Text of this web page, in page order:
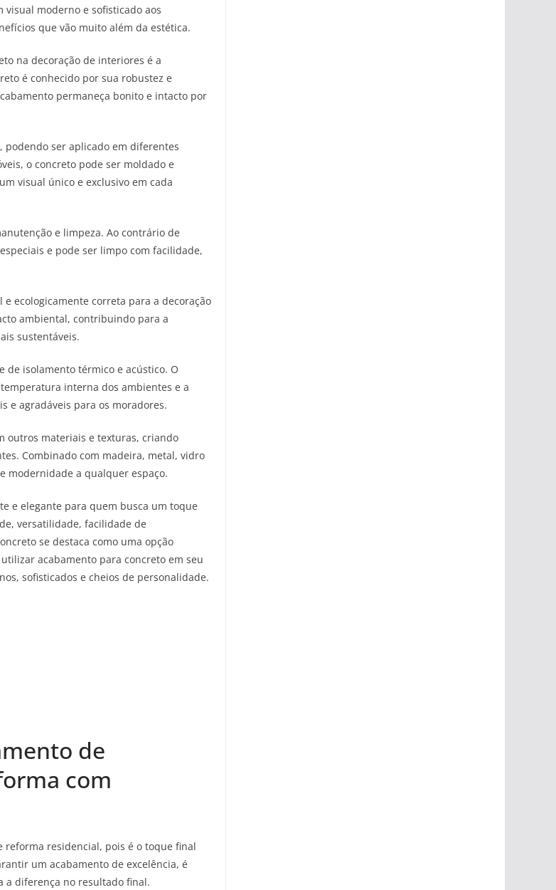
moderno e sofisticado aos
que vão muito além da estética.
na decoração de interiores é a
é conhecido por sua robustez e
permaneça bonito e intacto por
podendo ser aplicado em diferentes
o concreto pode ser moldado e
visual único e exclusivo em cada
e limpeza. Ao contrário de
e pode ser limpo com facilidade,
ecologicamente correta para a decoração
ambiental, contribuindo para a
sustentáveis.
de isolamento térmico e acústico. O
interna dos ambientes e a
e agradáveis para os moradores.
outros materiais e texturas, criando
Combinado com madeira, metal, vidro
modernidade a qualquer espaço.
e elegante para quem busca um toque
versatilidade, facilidade de
se destaca como uma opção
acabamento para concreto em seu
sofisticados e cheios de personalidade.
de
com
reforma residencial, pois é o toque final
um acabamento de excelência, é
a diferença no resultado final.